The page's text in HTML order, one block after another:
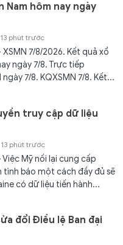
Nam hôm nay ngày
13 phút trước
7/8/2026. Kết quả xổ
ngày 7/8. Trực tiếp
ngày 7/8. KQXSMN 7/8. Kết...
truy cập dữ liệu
13 phút trước
Mỹ nối lại cung cấp
tình báo một cách đầy đủ sẽ
có dữ liệu tiến hành...
đổi Điều lệ Ban đại